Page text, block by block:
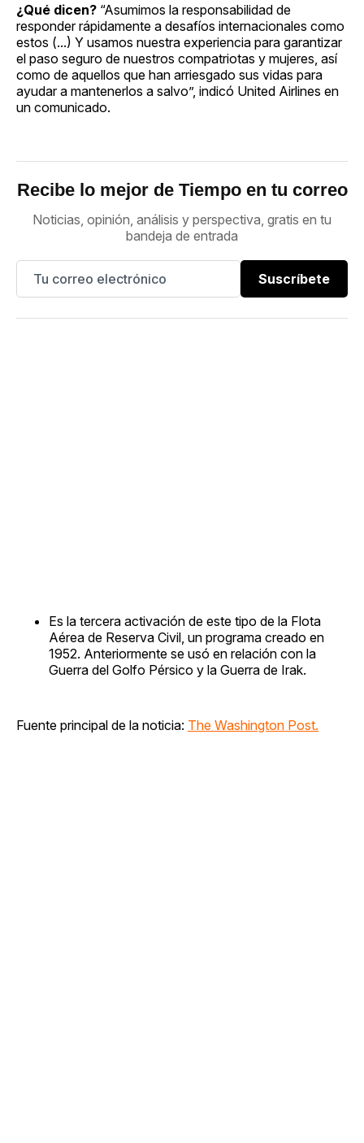
¿Qué dicen? “Asumimos la responsabilidad de
responder rápidamente a desafíos internacionales como
estos (...) Y usamos nuestra experiencia para garantizar
el paso seguro de nuestros compatriotas y mujeres, así
como de aquellos que han arriesgado sus vidas para
ayudar a mantenerlos a salvo”, indicó United Airlines en
un comunicado.
Recibe lo mejor de Tiempo en tu correo
Noticias, opinión, análisis y perspectiva, gratis en tu
bandeja de entrada
Suscríbete
Es la tercera activación de este tipo de la Flota
Aérea de Reserva Civil, un programa creado en
1952. Anteriormente se usó en relación con la
Guerra del Golfo Pérsico y la Guerra de Irak.
Fuente principal de la noticia: The Washington Post.